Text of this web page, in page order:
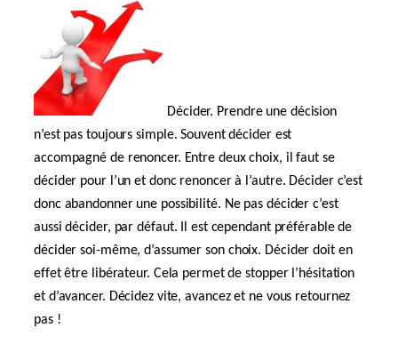
Décider. Prendre une décision
n’est pas toujours simple. Souvent décider est
accompagné de renoncer. Entre deux choix, il faut se
décider pour l’un et donc renoncer à l’autre. Décider c’est
donc abandonner une possibilité. Ne pas décider c’est
aussi décider, par défaut. Il est cependant préférable de
décider soi-même, d’assumer son choix. Décider doit en
effet être libérateur. Cela permet de stopper l’hésitation
et d’avancer. Décidez vite, avancez et ne vous retournez
pas !